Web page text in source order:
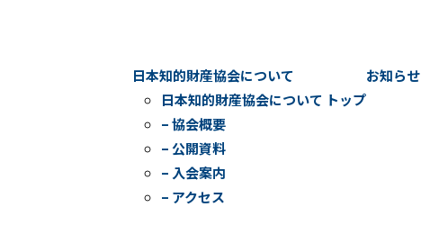
日本知的財産協会について
日本知的財産協会について トップ
– 協会概要
– 公開資料
– 入会案内
– アクセス
お知らせ